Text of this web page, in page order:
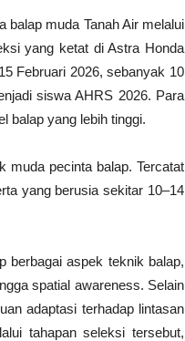
muda Tanah Air melalui
yang ketat di Astra Honda
Februari 2026, sebanyak 10
siswa AHRS 2026. Para
balap yang lebih tinggi.
muda pecinta balap. Tercatat
yang berusia sekitar 10–14
berbagai aspek teknik balap,
spatial awareness. Selain
adaptasi terhadap lintasan
tahapan seleksi tersebut,